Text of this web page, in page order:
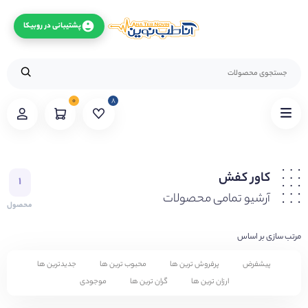
۰ ۸
کاور کفش
آرشیو تمامی محصولات
۱
محصول
مرتب سازی بر اساس
پیشفرض پرفروش ترین ها محبوب ترین ها
جدیدترین ها
ارزان ترین ها
گران ترین ها موجودی
پشتیبانی در روبیکا